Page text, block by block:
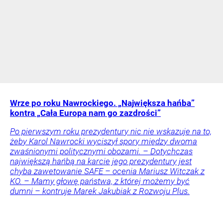
Wrze po roku Nawrockiego. „Największa hańba”
kontra „Cała Europa nam go zazdrości”
Po pierwszym roku prezydentury nic nie wskazuje na to,
żeby Karol Nawrocki wyciszył spory między dwoma
zwaśnionymi politycznymi obozami. – Dotychczas
największą hańbą na karcie jego prezydentury jest
chyba zawetowanie SAFE – ocenia Mariusz Witczak z
KO. – Mamy głowę państwa, z której możemy być
dumni – kontruje Marek Jakubiak z Rozwoju Plus.